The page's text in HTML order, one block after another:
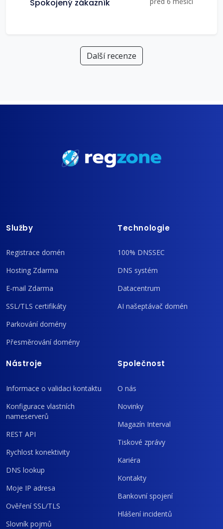
Spokojený zákazník
Další recenze
Služby
Registrace domén
Hosting Zdarma
E-mail Zdarma
SSL/TLS certifikáty
Parkování domény
Přesměrování domény
Technologie
100% DNSSEC
DNS systém
Datacentrum
AI našeptávač domén
Nástroje
Informace o validaci kontaktu
Konfigurace vlastních
nameserverů
REST API
Rychlost konektivity
DNS lookup
Moje IP adresa
Ověření SSL/TLS
Slovník pojmů
Společnost
O nás
Novinky
Magazín Interval
Tiskové zprávy
Kariéra
Kontakty
Bankovní spojení
Hlášení incidentů